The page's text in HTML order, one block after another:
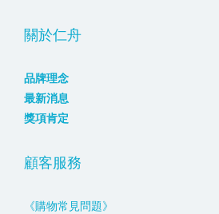
關於仁舟
品牌理念
最新消息
獎項肯定
顧客服務
《購物常見問題》